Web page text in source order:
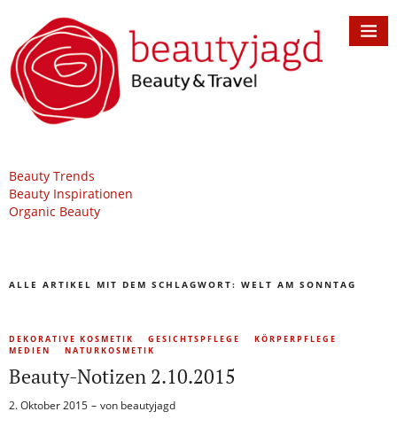
Beauty Trends
Beauty Inspirationen
Organic Beauty
ALLE ARTIKEL MIT DEM SCHLAGWORT: WELT AM SONNTAG
DEKORATIVE KOSMETIK GESICHTSPFLEGE
KÖRPERPFLEGE
MEDIEN
NATURKOSMETIK
Beauty-Notizen 2.10.2015
2. Oktober 2015 von beautyjagd